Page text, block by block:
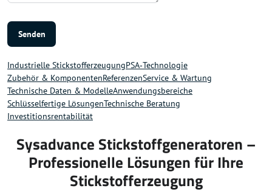
Senden
Industrielle StickstofferzeugungPSA‑Technologie
Zubehör & KomponentenReferenzenService & Wartung
Technische Daten & ModelleAnwendungsbereiche
Schlüsselfertige LösungenTechnische Beratung
Investitionsrentabilität
Sysadvance Stickstoffgeneratoren –
Professionelle Lösungen für Ihre
Stickstofferzeugung